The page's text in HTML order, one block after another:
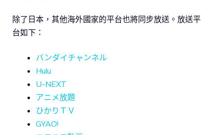
除了日本，其他海外國家的平台也將同步放送。放送平
台如下：
バンダイチャンネル
Hulu
U-NEXT
アニメ放題
ひかりＴＶ
GYAO!